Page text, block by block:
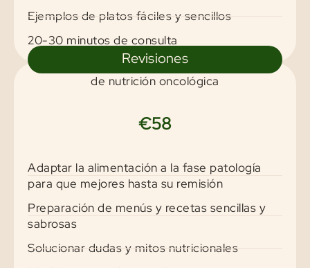
Ejemplos de platos fáciles y sencillos
20-30 minutos de consulta
Revisiones
de nutrición oncológica
€58
Adaptar la alimentación a la fase patología
para que mejores hasta su remisión
Preparación de menús y recetas sencillas y
sabrosas
Solucionar dudas y mitos nutricionales